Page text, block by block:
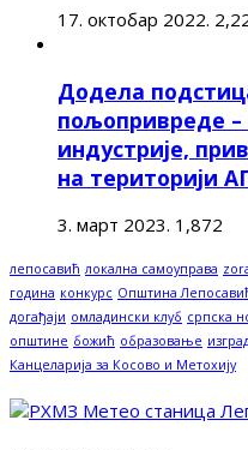
17. октобар 2022.
Додела
пољопривреде
индустрије,
на територији
3. март 2023. 1,872
лепосавић локална самоуправа
година конкурс Општина
догађаји омладински клуб српска
општине божић образовање
Канцеларија за Косово и Метохију